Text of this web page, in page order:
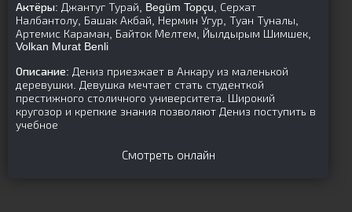
Актёры: Джантуг Турай, Begüm Topçu, Серхат
Налбантолу, Башак Акбай, Нермин Угур, Туан Туналы,
Артемис Караман, Байток Мелтем, Йылдырым Шимшек,
Volkan Murat Benli
Описание: Дениз приезжает в Анкару из маленькой
деревушки. Девушка мечтает стать студенткой
престижного столичного университета. Широкий
кругозор и крепкие знания позволяют Дениз поступить в
учебное
Смотреть онлайн